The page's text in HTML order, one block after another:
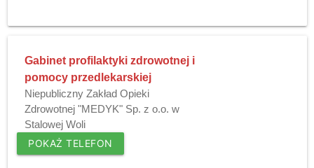
Gabinet profilaktyki zdrowotnej i
pomocy przedlekarskiej
Niepubliczny Zakład Opieki
Zdrowotnej "MEDYK" Sp. z o.o. w
Stalowej Woli
POKAŻ TELEFON